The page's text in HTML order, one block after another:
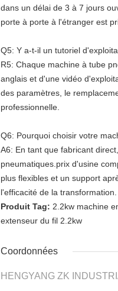
dans un délai de 3 à 7 jours
porte à porte à l'étranger est
Q5: Y a-t-il un tutoriel
R5: Chaque machine à tube
anglais et d'une vidéo
des paramètres, le
professionnelle.
Q6: Pourquoi choisir votre
A6: En tant que fabricant
pneumatiques.prix d'usine
plus flexibles et un support
l'efficacité de la transformation.
Produit Tag: 2.2kw machine
extenseur du fil 2.2kw
Coordonnées
HENGYANG ZK